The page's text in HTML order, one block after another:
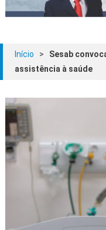
Início >
Sesab
assistência à saúde